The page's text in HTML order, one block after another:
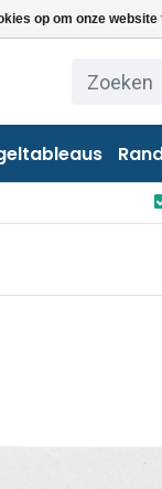
op om onze